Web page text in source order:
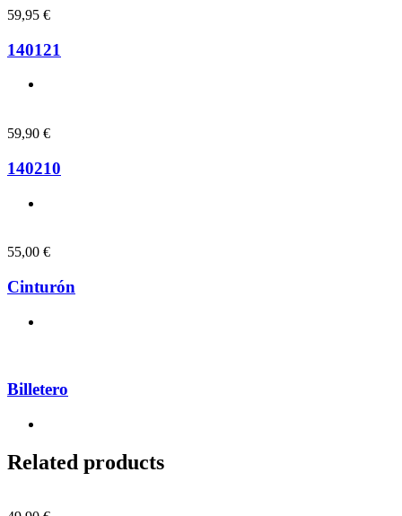
59,95 €
140121
59,90 €
140210
55,00 €
Cinturón
Billetero
Related products